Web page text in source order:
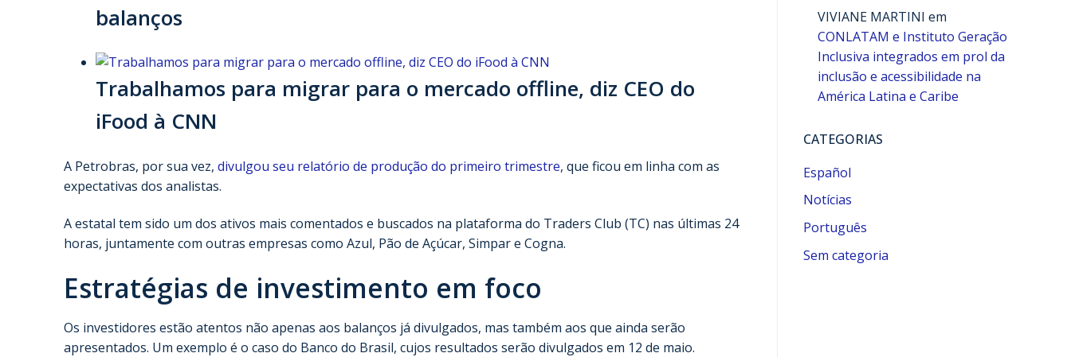
balanços
Trabalhamos para migrar para o mercado offline, diz CEO do
iFood à CNN
A Petrobras, por sua vez, divulgou seu relatório de produção do primeiro trimestre, que ficou em linha com as
expectativas dos analistas.
A estatal tem sido um dos ativos mais comentados e buscados na plataforma do Traders Club (TC) nas últimas 24
horas, juntamente com outras empresas como Azul, Pão de Açúcar, Simpar e Cogna.
Estratégias de investimento em foco
Os investidores estão atentos não apenas aos balanços já divulgados, mas também aos que ainda serão
apresentados. Um exemplo é o caso do Banco do Brasil, cujos resultados serão divulgados em 12 de maio.
VIVIANE MARTINI em
CONLATAM e Instituto Geração
Inclusiva integrados em prol da
inclusão e acessibilidade na
América Latina e Caribe
CATEGORIAS
Español
Notícias
Português
Sem categoria